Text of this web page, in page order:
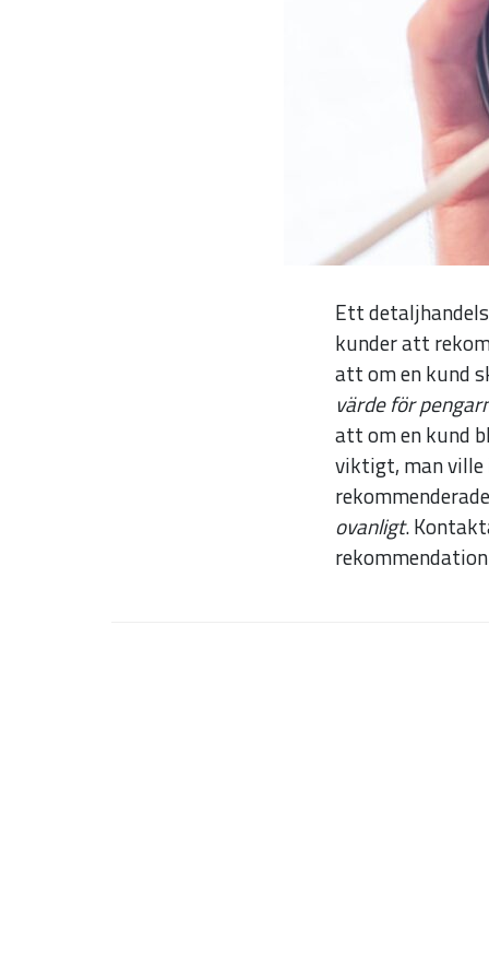
Ett
kunder att
att om en kund
värde för
att om en kund
viktigt, man ville
ovanligt.